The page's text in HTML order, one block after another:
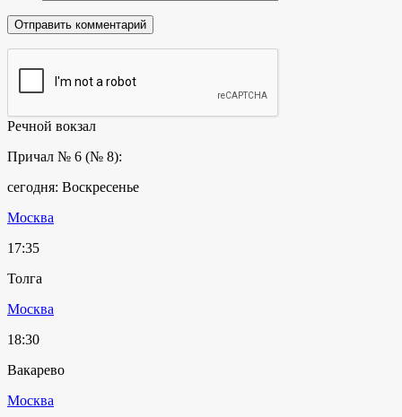
Речной вокзал
Причал № 6 (№ 8):
сегодня: Воскресенье
Москва
17:35
Толга
Москва
18:30
Вакарево
Москва